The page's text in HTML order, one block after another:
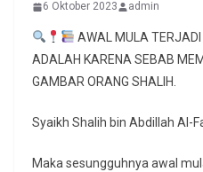
6 Oktober 2023 admin
AWAL MULA TERJADI
ADALAH KARENA SEBAB
GAMBAR ORANG SHALIH.
Syaikh Shalih bin Abdillah Al-
Maka sesungguhnya awal